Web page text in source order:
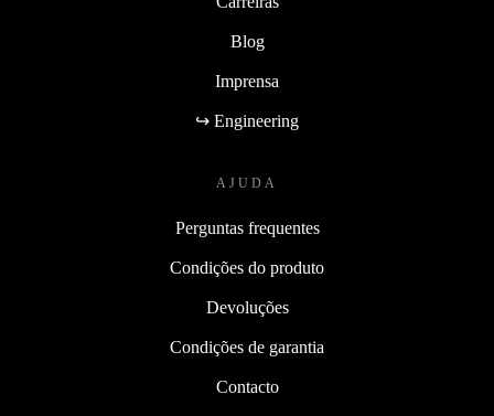
Blog
Imprensa
↪ Engineering
AJUDA
Perguntas frequentes
Condições do produto
Devoluções
Condições de garantia
Contacto